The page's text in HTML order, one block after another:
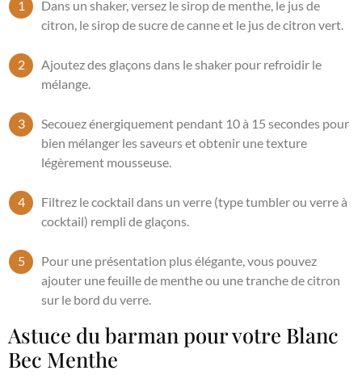
Dans un shaker, versez le sirop de menthe, le jus de
citron, le sirop de sucre de canne et le jus de citron vert.
Ajoutez des glaçons dans le shaker pour refroidir le
mélange.
Secouez énergiquement pendant 10 à 15 secondes pour
bien mélanger les saveurs et obtenir une texture
légèrement mousseuse.
Filtrez le cocktail dans un verre (type tumbler ou verre à
cocktail) rempli de glaçons.
Pour une présentation plus élégante, vous pouvez
ajouter une feuille de menthe ou une tranche de citron
sur le bord du verre.
Astuce du barman pour votre Blanc
Bec Menthe